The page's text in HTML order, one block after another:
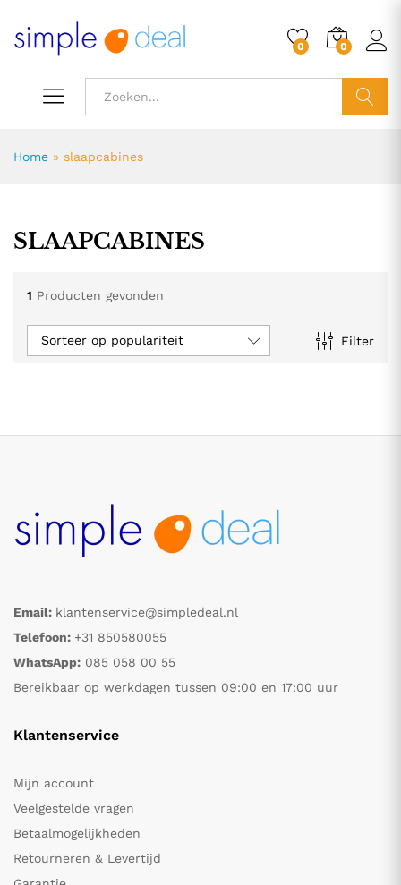
0 0
Home » slaapcabines
SLAAPCABINES
1 Producten gevonden
Filter
Sorteer op populariteit
Email: klantenservice@simpledeal.nl
Telefoon: +31 850580055
WhatsApp: 085 058 00 55
Bereikbaar op werkdagen tussen 09:00 en 17:00 uur
Klantenservice
Mijn account
Veelgestelde vragen
Betaalmogelijkheden
Retourneren & Levertijd